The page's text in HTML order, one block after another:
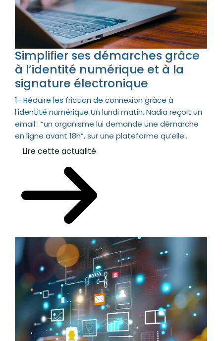
Simplifier ses démarches grâce
à l’identité numérique et à la
signature électronique
1- Réduire les friction de connexion grâce à
l’identité numérique Un lundi matin, Nadia reçoit un
email : “un organisme lui demande une démarche
en ligne avant 18h”, sur une plateforme qu’elle...
Lire cette actualité